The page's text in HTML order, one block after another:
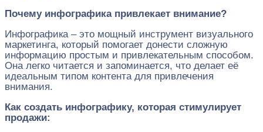
Почему инфографика привлекает внимание?
Инфографика – это мощный инструмент визуального
маркетинга, который помогает донести сложную
информацию простым и привлекательным способом.
Она легко читается и запоминается, что делает её
идеальным типом контента для привлечения
внимания.
Как создать инфографику, которая стимулирует
продажи: